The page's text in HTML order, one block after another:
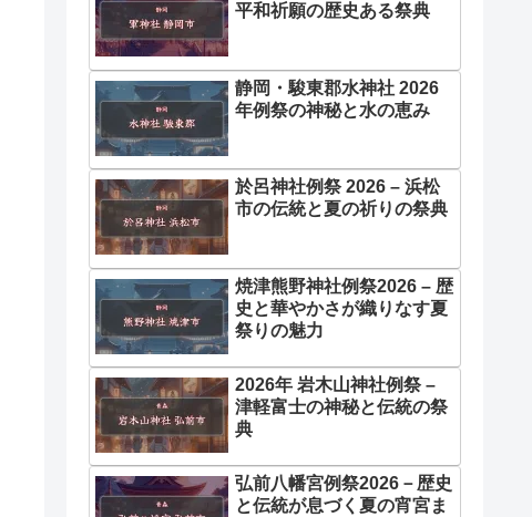
平和祈願の歴史ある祭典
静岡・駿東郡水神社 2026
年例祭の神秘と水の恵み
於呂神社例祭 2026 – 浜松
市の伝統と夏の祈りの祭典
焼津熊野神社例祭2026 – 歴
史と華やかさが織りなす夏
祭りの魅力
2026年 岩木山神社例祭 –
津軽富士の神秘と伝統の祭
典
弘前八幡宮例祭2026－歴史
と伝統が息づく夏の宵宮ま